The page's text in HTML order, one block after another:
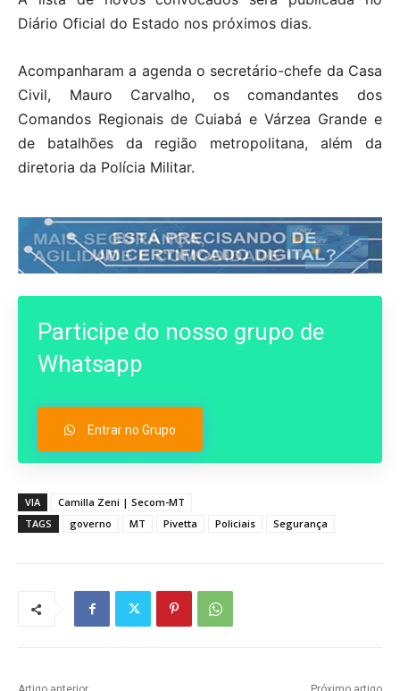
Diário Oficial do Estado nos próximos dias.
Acompanharam a agenda o secretário-chefe da Casa
Civil, Mauro Carvalho, os comandantes dos
Comandos Regionais de Cuiabá e Várzea Grande e
de batalhões da região metropolitana, além da
diretoria da Polícia Militar.
Participe do nosso grupo de
Whatsapp
Entrar no Grupo
VIA
Camilla Zeni | Secom-MT
TAGS
governo MT Pivetta Policiais Segurança